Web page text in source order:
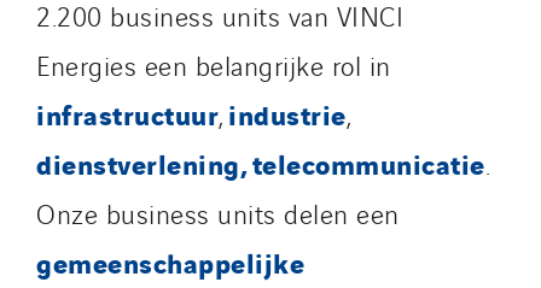
2.200 business units van VINCI
Energies een belangrijke rol in
infrastructuur,industrie,
dienstverlening,telecommunicatie
Onze business units delen een
gemeenschappelijke